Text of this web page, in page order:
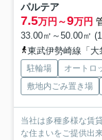
パルテア
7.5万円～9万円
33.00㎡～50.00㎡
東武伊勢崎線「
駐輪場 オートロ
敷地内ごみ置き場
当社は多種多様な賃
な住まいをご提供出